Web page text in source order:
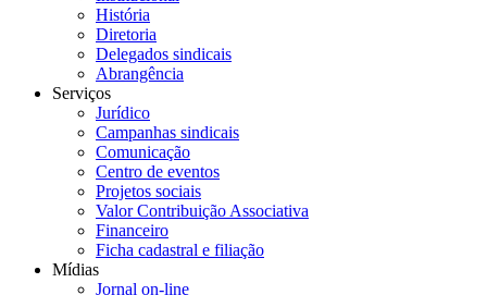
História
Diretoria
Delegados sindicais
Abrangência
Serviços
Jurídico
Campanhas sindicais
Comunicação
Centro de eventos
Projetos sociais
Valor Contribuição Associativa
Financeiro
Ficha cadastral e filiação
Mídias
Jornal on-line